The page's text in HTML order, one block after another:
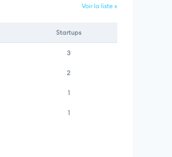
Voir la liste »
Startups
3
2
1
1